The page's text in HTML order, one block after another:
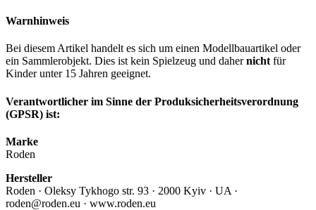
Warnhinweis
Bei diesem Artikel handelt es sich um einen Modellbauartikel oder
ein Sammlerobjekt. Dies ist kein Spielzeug und dahernicht für
Kinder unter 15 Jahren geeignet.
Verantwortlicher im Sinne der Produksicherheitsverordnung
(GPSR) ist:
Marke
Roden
Hersteller
Roden · Oleksy Tykhogo str. 93 · 2000 Kyiv · UA ·
roden@roden.eu · www.roden.eu